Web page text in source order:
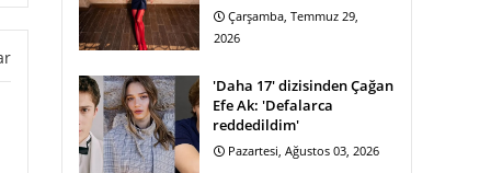
Çarşamba, Temmuz 29,
2026
'Daha 17' dizisinden Çağan
Efe Ak: 'Defalarca
reddedildim'
Pazartesi, Ağustos 03, 2026